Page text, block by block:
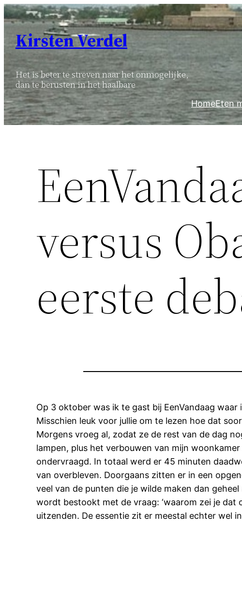
Ga
naar
inhoud
Kirsten Verdel
Het is beter te streven naar het onmogelijke,
dan te berusten in het haalbare
HomeEten
versus
eerste
Op 3 oktober was ik te gast bij EenVandaag
Misschien leuk voor jullie om te lezen hoe dat
Morgens vroeg al, zodat ze de rest van de dag
lampen, plus het verbouwen van mijn
ondervraagd. In totaal werd er 45 minuten
van overbleven. Doorgaans zitten er in een
veel van de punten die je wilde maken dan
wordt bestookt met de vraag: ‘waarom zei je dat
uitzenden. De essentie zit er meestal echter wel